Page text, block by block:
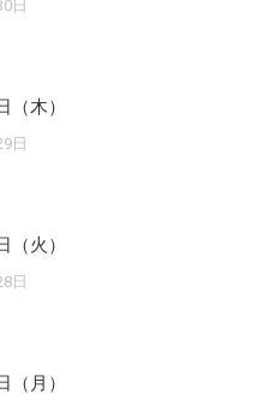
日
（木）
日
（火）
日
（月）